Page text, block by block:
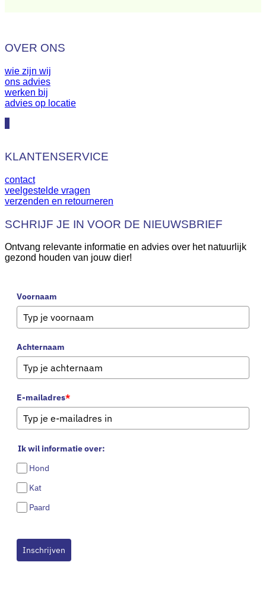
OVER ONS
wie zijn wij
ons advies
werken bij
advies op locatie
KLANTENSERVICE
contact
veelgestelde vragen
verzenden en retourneren
SCHRIJF JE IN VOOR DE NIEUWSBRIEF
Ontvang relevante informatie en advies over het natuurlijk
gezond houden van jouw dier!
Voornaam
Achternaam
E-mailadres*
Ik wil informatie over:
Hond
Kat
Paard
Inschrijven